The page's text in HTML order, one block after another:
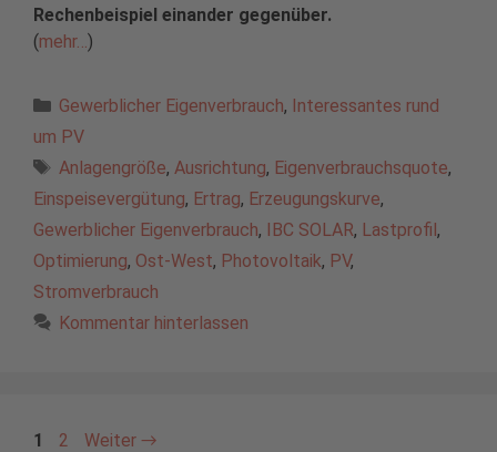
Rechenbeispiel einander gegenüber.
(mehr…)
Kategorien
Gewerblicher Eigenverbrauch, Interessantes rund
um PV
Schlagwörter
Anlagengröße, Ausrichtung, Eigenverbrauchsquote,
Einspeisevergütung, Ertrag, Erzeugungskurve,
Gewerblicher Eigenverbrauch, IBC SOLAR, Lastprofil,
Optimierung, Ost-West, Photovoltaik, PV,
Stromverbrauch
Kommentar hinterlassen
Seite
1 Seite
2 Weiter →